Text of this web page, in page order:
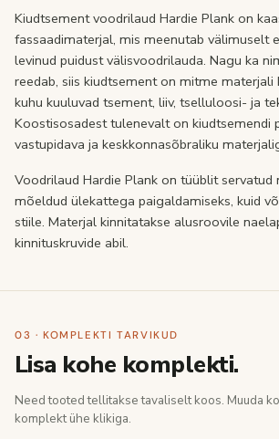
Kiudtsement voodrilaud Hardie Plank on
fassaadimaterjal, mis meenutab välimuselt
levinud puidust välisvoodrilauda. Nagu ka
reedab, siis kiudtsement on mitme materjali
kuhu kuuluvad tsement, liiv, tselluloosi- ja
Koostisosadest tulenevalt on kiudtsemendi
vastupidava ja keskkonnasõbraliku
Voodrilaud Hardie Plank on tüüblit servatud
mõeldud ülekattega paigaldamiseks, kuid
stiile. Materjal kinnitatakse alusroovile
kinnituskruvide abil.
03 · KOMPLEKTI TARVIKUD
Lisa kohe komplekti.
Need tooted tellitakse tavaliselt koos. Muuda
komplekt ühe klikiga.